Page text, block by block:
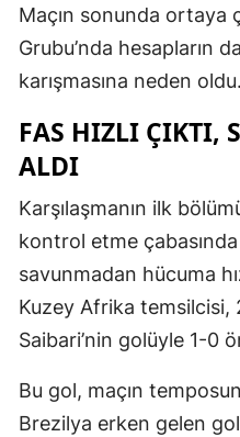
Maçın sonunda ortaya
Grubu’nda hesapların
karışmasına neden oldu.
FAS HIZLI ÇIKTI,
ALDI
Karşılaşmanın ilk
kontrol etme
savunmadan hücuma
Kuzey Afrika temsilcisi,
Saibari’nin golüyle 1-0
Bu gol, maçın
Brezilya erken gelen